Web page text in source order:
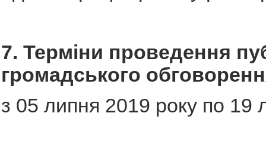
7. Терміни проведення
громадського
з 05 липня 2019 року по 19